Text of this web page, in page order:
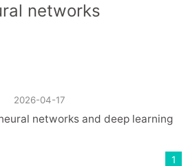
networks
2026-04-17
networks and deep learning
1